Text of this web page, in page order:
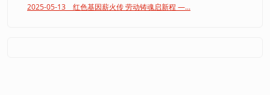
2025-05-13 红色基因薪火传 劳动铸魂启新程 —...